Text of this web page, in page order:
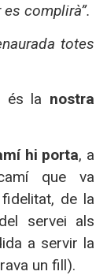
complirà”.
totes
és la nostra
hi porta, a
que va
de la
servei als
a servir la
un fill).